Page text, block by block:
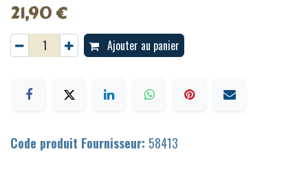
21,90€
Ajouter au panier
Code produit Fournisseur: 58413